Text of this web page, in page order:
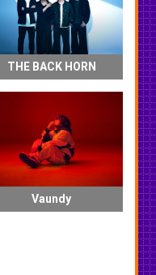
THE BACK HORN
Vaundy